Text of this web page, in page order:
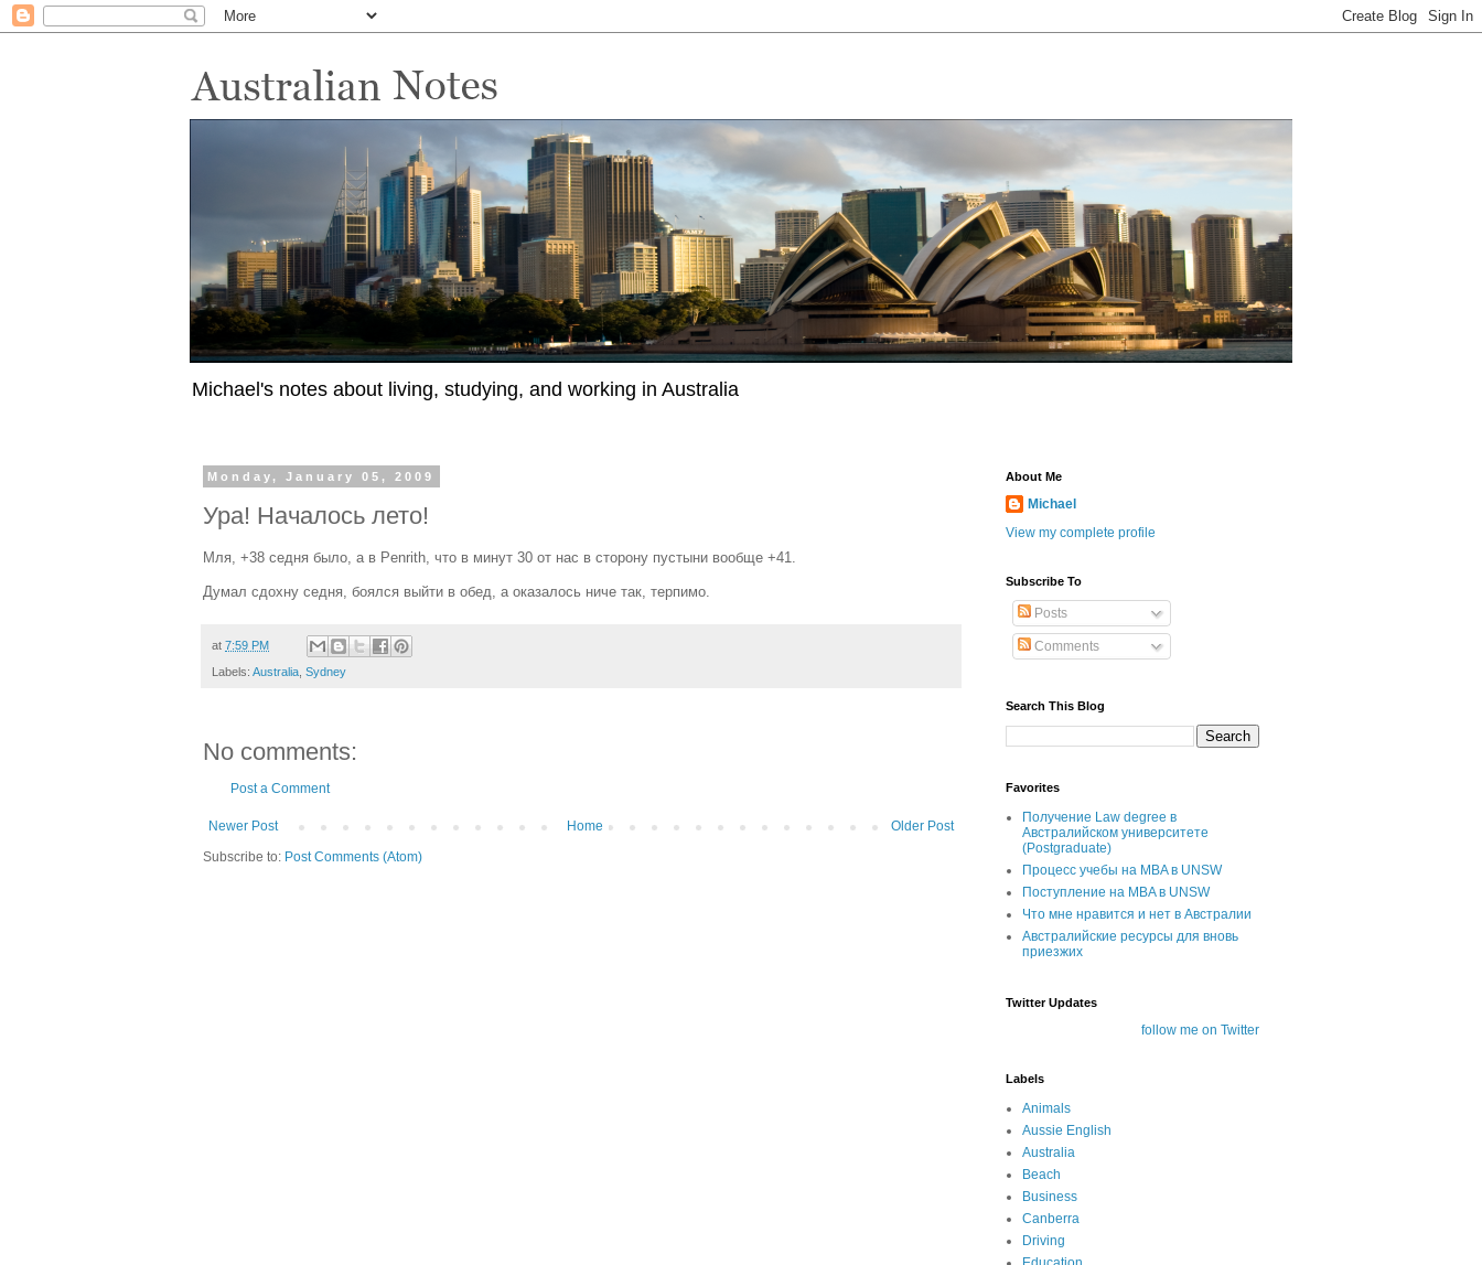
Michael's notes about living, studying, and working in Australia
Monday, January 05, 2009
Ура! Началось лето!
Мля, +38 седня было, а в Penrith, что в минут 30 от нас в сторону пустыни вообще +41.
Думал сдохну седня, боялся выйти в обед, а оказалось ниче так, терпимо.
at 7:59 PM
Labels: Australia Sydney
No comments:
Post a Comment
Newer Post Older Post
Home
Subscribe to: Post Comments (Atom)
About Me
Michael
View my complete profile
Subscribe To
Posts
Comments
Search This Blog
Favorites
Получение Law degree в
Австралийском университете
(Postgraduate)
Процесс учебы на MBA в UNSW
Поступление на MBA в UNSW
Что мне нравится и нет в Австралии
Австралийские ресурсы для вновь
приезжих
Twitter Updates
follow me on Twitter
Labels
Animals
Aussie English
Australia
Beach
Business
Canberra
Driving